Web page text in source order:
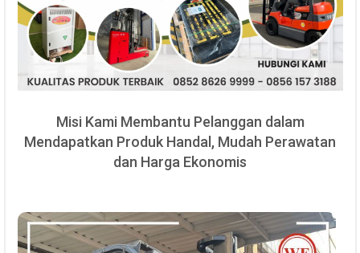
Misi Kami Membantu Pelanggan dalam
Mendapatkan Produk Handal, Mudah Perawatan
dan Harga Ekonomis